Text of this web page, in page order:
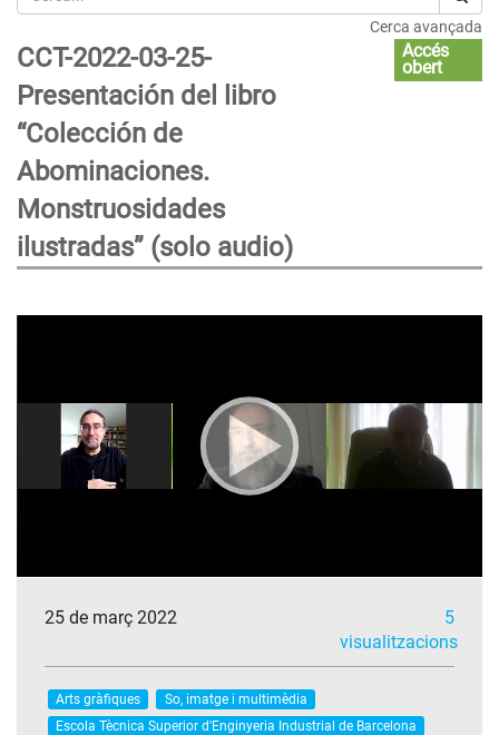
Cerca avançada
CCT-2022-03-25-
Presentación del libro
“Colección de
Abominaciones.
Monstruosidades
ilustradas” (solo audio)
Accés
obert
25 de març 2022
5
visualitzacions
Arts gràfiques
So, imatge i multimèdia
Escola Tècnica Superior d'Enginyeria Industrial de Barcelona